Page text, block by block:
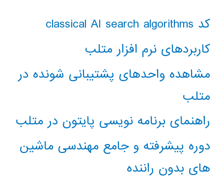
کد classical AI search algorithms
کاربردهای نرم افزار متلب
مشاهده واحدهای پشتیبانی شونده در
متلب
راهنمای برنامه نویسی پایتون در متلب
دوره پیشرفته و جامع مهندسی ماشین
های بدون راننده